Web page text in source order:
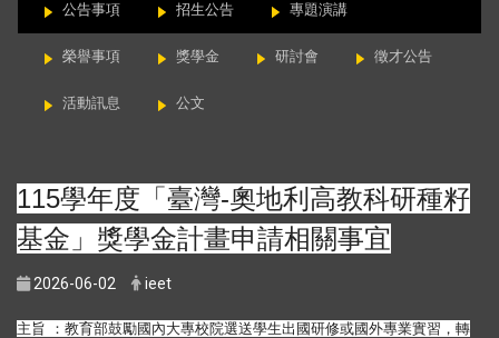
公告事項 招生公告 專題演講
榮譽事項 獎學金 研討會 徵才公告
活動訊息 公文
115學年度「臺灣-奧地利高教科研種籽
基金」獎學金計畫申請相關事宜
2026-06-02 ieet
主旨 ：教育部鼓勵國內大專校院選送學生出國研修或國外專業實習，轉